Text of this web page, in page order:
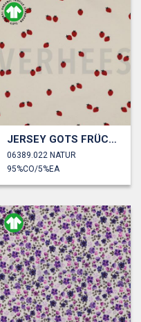
JERSEY GOTS FRÜCHTE
06389.022 NATUR
95%CO/5%EA